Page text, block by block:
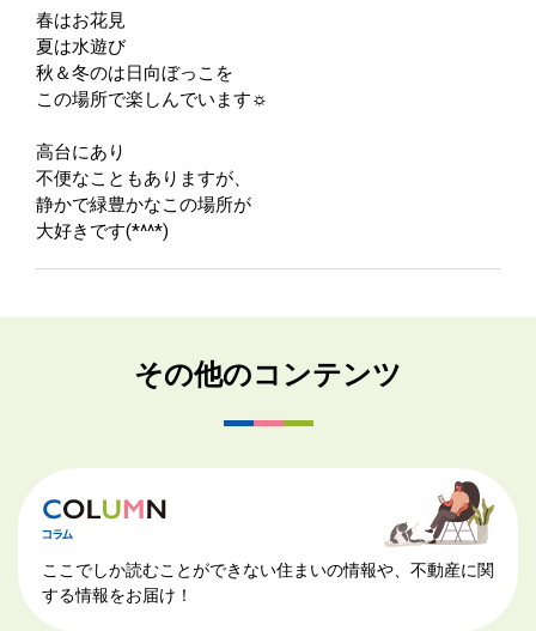
春はお花見
夏は水遊び
秋＆冬のは日向ぼっこを
この場所で楽しんでいます☼
高台にあり
不便なこともありますが、
静かで緑豊かなこの場所が
大好きです(*^^*)
その他のコンテンツ
ここでしか読むことができない住まいの情報や、不動産に関
する情報をお届け！